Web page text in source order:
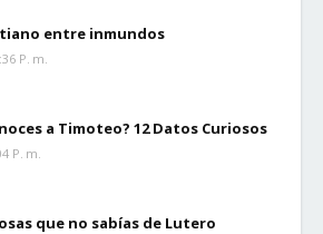
entre inmundos
P. M.
a Timoteo? 12 Datos Curiosos
P. M.
que no sabías de Lutero